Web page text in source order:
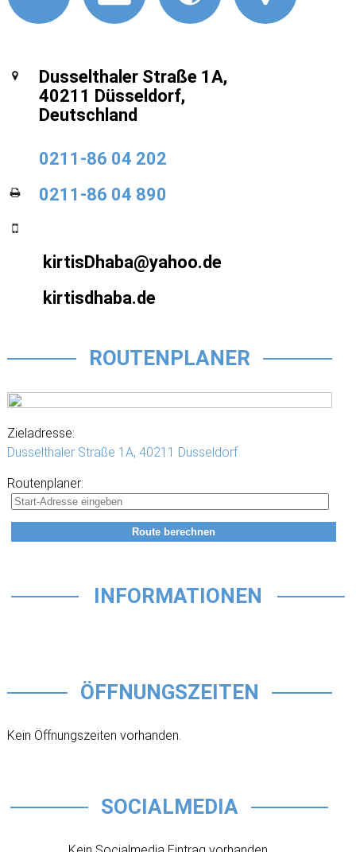
Dusselthaler Straße 1A,
40211 Düsseldorf,
Deutschland
0211-86 04 202
0211-86 04 890
kirtisDhaba@yahoo.de
kirtisdhaba.de
ROUTENPLANER
Zieladresse:
Dusselthaler Straße 1A, 40211 Düsseldorf
Routenplaner:
INFORMATIONEN
ÖFFNUNGSZEITEN
Kein Öffnungszeiten vorhanden.
SOCIALMEDIA